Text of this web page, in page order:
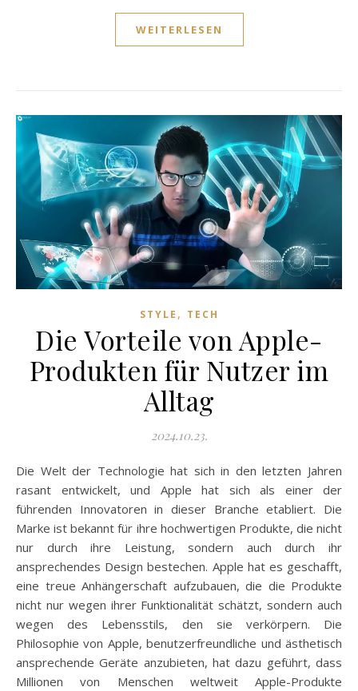
WEITERLESEN
STYLE , TECH
Die Vorteile von Apple-
Produkten für Nutzer im
Alltag
2024.10.23.
Die Welt der Technologie hat sich in den letzten Jahren
rasant entwickelt, und Apple hat sich als einer der
führenden Innovatoren in dieser Branche etabliert. Die
Marke ist bekannt für ihre hochwertigen Produkte, die nicht
nur durch ihre Leistung, sondern auch durch ihr
ansprechendes Design bestechen. Apple hat es geschafft,
eine treue Anhängerschaft aufzubauen, die die Produkte
nicht nur wegen ihrer Funktionalität schätzt, sondern auch
wegen des Lebensstils, den sie verkörpern. Die
Philosophie von Apple, benutzerfreundliche und ästhetisch
ansprechende Geräte anzubieten, hat dazu geführt, dass
Millionen von Menschen weltweit Apple-Produkte